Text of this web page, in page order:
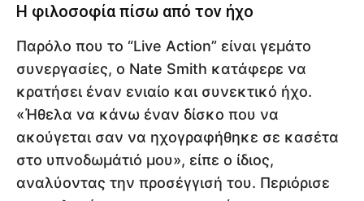
Η φιλοσοφία πίσω από τον ήχο
Παρόλο που το “Live Action” είναι γεμάτο
συνεργασίες, ο Nate Smith κατάφερε να
κρατήσει έναν ενιαίο και συνεκτικό ήχο.
«Ήθελα να κάνω έναν δίσκο που να
ακούγεται σαν να ηχογραφήθηκε σε κασέτα
στο υπνοδωμάτιό μου», είπε ο ίδιος,
αναλύοντας την προσέγγισή του. Περιόρισε